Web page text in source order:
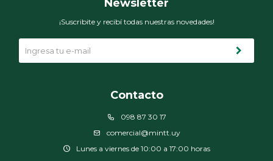
Contacto
098 87 30 17
comercial@mintt.uy
Lunes a viernes de 10:00 a 17:00 horas
Newsletter
¡Suscribite y recibí todas nuestras novedades!